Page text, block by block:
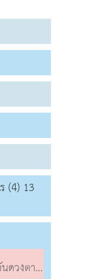
(4) 13
ย่างไร (4)